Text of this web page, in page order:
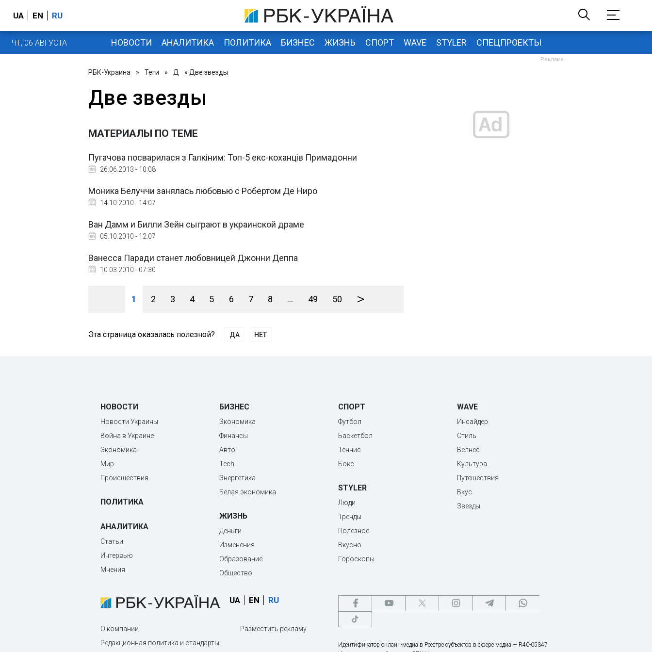
UA EN RU
ЧТ, 06 АВГУСТА НОВОСТИ АНАЛИТИКА ПОЛИТИКА БИЗНЕС ЖИЗНЬ СПОРТ WAVE STYLER СПЕЦПРОЕКТЫ
РБК-Украина » Теги » Д » Две звезды
Две звезды
МАТЕРИАЛЫ ПО ТЕМЕ
Пугачова посварилася з Галкіним: Топ-5 екс-коханців Примадонни
26.06.2013 - 10:08
Моника Белуччи занялась любовью с Робертом Де Ниро
14.10.2010 - 14:07
Ван Дамм и Билли Зейн сыграют в украинской драме
05.10.2010 - 12:07
Ванесса Паради станет любовницей Джонни Деппа
10.03.2010 - 07:30
1 2 3 4 5 6 7 8 ... 49 50 >
Эта страница оказалась полезной? ДА НЕТ
НОВОСТИ
Новости Украины
Война в Украине
Экономика
Мир
Происшествия
ПОЛИТИКА
АНАЛИТИКА
Статьи
Интервью
Мнения
БИЗНЕС
Экономика
Финансы
Авто
Tech
Энергетика
Белая экономика
ЖИЗНЬ
Деньги
Изменения
Образование
Общество
СПОРТ
Футбол
Баскетбол
Теннис
Бокс
STYLER
Люди
Тренды
Полезное
Вкусно
Гороскопы
WAVE
Инсайдер
Стиль
Велнес
Культура
Путешествия
Вкус
Звезды
UA EN RU
О компании
Редакционная политика и стандарты
Разместить рекламу
Идентификатор онлайн-медиа в Реестре субъектов в сфере медиа — R40-05347